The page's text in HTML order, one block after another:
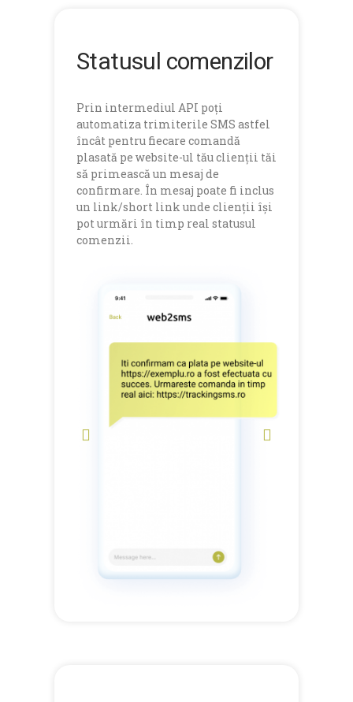
Statusul comenzilor
Prin intermediul API poți
automatiza trimiterile SMS astfel
încât pentru fiecare comandă
plasată pe website-ul tău clienții tăi
să primească un mesaj de
confirmare. În mesaj poate fi inclus
un link/short link unde clienții își
pot urmări în timp real statusul
comenzii.